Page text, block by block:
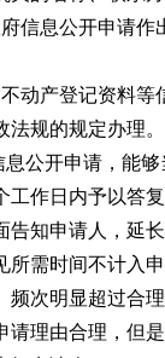
信息公开申请
动产登记资料
规的规定办理。
公开申请，能
工作日内予以答
知申请人，延
需时间不计入申
频次明显超过合
理由合理，但